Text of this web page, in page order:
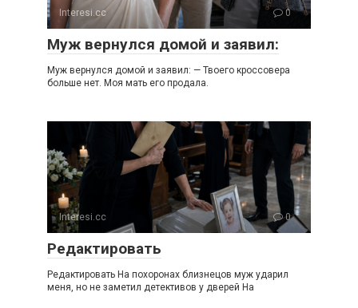
Interesi.cc 0
Муж вернулся домой и заявил:
Муж вернулся домой и заявил: — Твоего кроссовера
больше нет. Моя мать его продала.
Interesi.cc 0
Редактировать
Редактировать На похоронах близнецов муж ударил
меня, но не заметил детективов у дверей На